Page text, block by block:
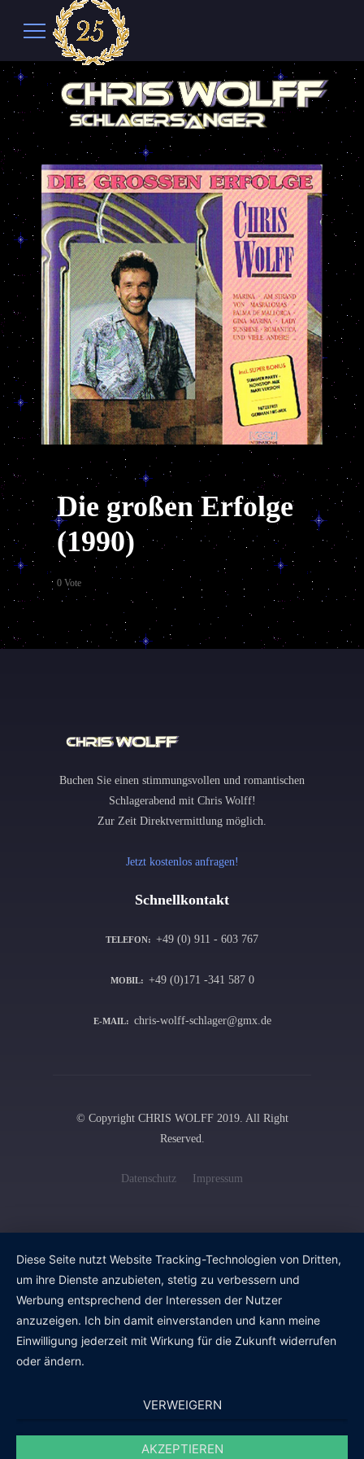
Die großen Erfolge
(1990)
0 Vote
Buchen Sie einen stimmungsvollen und romantischen
Schlagerabend mit Chris Wolff!
Zur Zeit Direktvermittlung möglich.
Jetzt kostenlos anfragen!
Schnellkontakt
TELEFON: +49 (0) 911 - 603 767
MOBIL: +49 (0)171 -341 587 0
E-MAIL: chris-wolff-schlager@gmx.de
© Copyright CHRIS WOLFF 2019. All Right
Reserved.
Datenschutz Impressum
Diese Seite nutzt Website Tracking-Technologien von Dritten,
um ihre Dienste anzubieten, stetig zu verbessern und
Werbung entsprechend der Interessen der Nutzer
anzuzeigen. Ich bin damit einverstanden und kann meine
Einwilligung jederzeit mit Wirkung für die Zukunft widerrufen
oder ändern.
VERWEIGERN
AKZEPTIEREN